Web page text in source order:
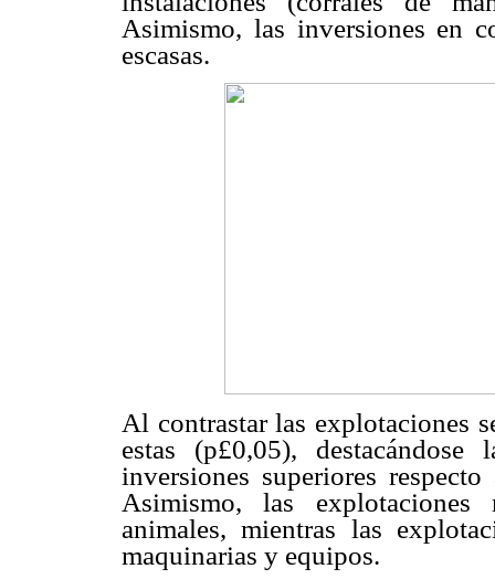
Asimismo, las inversiones en
escasas.
Al contrastar las explotaciones
estas (p£0,05),
inversiones superiores
Asimismo, las
animales, mientras las
maquinarias y equipos.